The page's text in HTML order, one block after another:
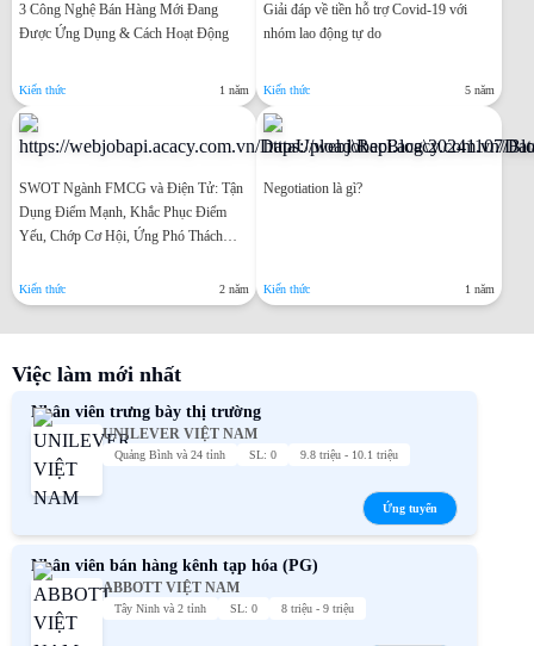
Việc làm mới nhất
Nhân viên trưng bày thị trường
UNILEVER VIỆT NAM
Quảng Bình và 24 tỉnh SL: 0 9.8 triệu - 10.1 triệu
Ứng tuyển
Nhân viên bán hàng kênh tạp hóa (PG)
ABBOTT VIỆT NAM
Tây Ninh và 2 tỉnh SL: 0 8 triệu - 9 triệu
3 Công Nghệ Bán Hàng Mới Đang
Được Ứng Dụng & Cách Hoạt Động
Kiến thức 1 năm
Giải đáp về tiền hỗ trợ Covid-19 với
nhóm lao động tự do
Kiến thức 5 năm
SWOT Ngành FMCG và Điện Tử: Tận
Dụng Điểm Mạnh, Khắc Phục Điểm
Yếu, Chớp Cơ Hội, Ứng Phó Thách
Kiến thức 2 năm
Negotiation là gì?
Kiến thức 1 năm